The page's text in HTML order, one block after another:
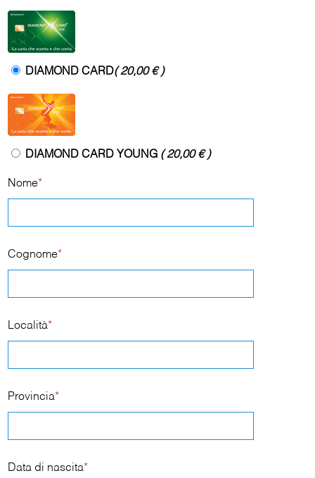
DIAMOND CARD( 20,00 € )
DIAMOND CARD YOUNG ( 20,00 € )
Nome*
Cognome*
Località*
Provincia*
Data di nascita*